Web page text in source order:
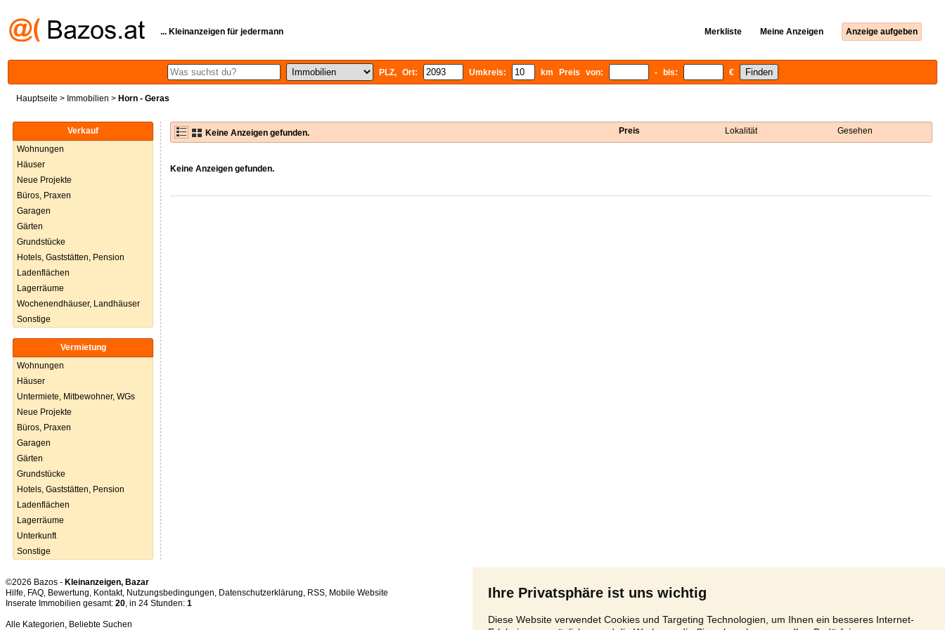
Ihre Privatsphäre ist uns wichtig
Diese Website verwendet Cookies und Targeting Technologien, um Ihnen ein besseres Internet-
... Kleinanzeigen für jedermann Merkliste Meine Anzeigen Anzeige aufgeben
PLZ, Ort: Umkreis: km Preis von: - bis: €
Hauptseite > Immobilien > Horn - Geras
Verkauf
Wohnungen
Häuser
Neue Projekte
Büros, Praxen
Garagen
Gärten
Grundstücke
Hotels, Gaststätten, Pension
Ladenflächen
Lagerräume
Wochenendhäuser, Landhäuser
Sonstige
Vermietung
Wohnungen
Häuser
Untermiete, Mitbewohner, WGs
Neue Projekte
Büros, Praxen
Garagen
Gärten
Grundstücke
Hotels, Gaststätten, Pension
Ladenflächen
Lagerräume
Unterkunft
Sonstige
Keine Anzeigen gefunden. Preis Lokalität Gesehen
Keine Anzeigen gefunden.
©2026 Bazos - Kleinanzeigen, Bazar
Hilfe, FAQ, Bewertung, Kontakt, Nutzungsbedingungen, Datenschutzerklärung, RSS,
Inserate Immobilien gesamt: 20, in 24 Stunden: 1
Alle Kategorien, Beliebte Suchen